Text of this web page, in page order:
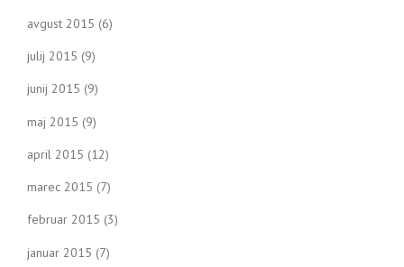
avgust 2015 (6)
julij 2015 (9)
junij 2015 (9)
maj 2015 (9)
april 2015 (12)
marec 2015 (7)
februar 2015 (3)
januar 2015 (7)